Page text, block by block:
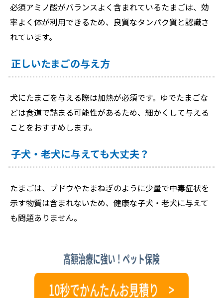
必須アミノ酸がバランスよく含まれているたまごは、効
率よく体が利用できるため、良質なタンパク質と認識さ
れています。
正しいたまごの与え方
犬にたまごを与える際は加熱が必須です。ゆでたまごな
どは食道で詰まる可能性があるため、細かくして与える
ことをおすすめします。
子犬・老犬に与えても大丈夫？
たまごは、ブドウやたまねぎのように少量で中毒症状を
示す物質は含まれないため、健康な子犬・老犬に与えて
も問題ありません。